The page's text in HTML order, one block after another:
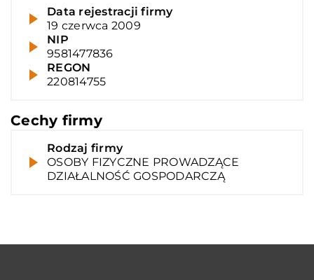
Data rejestracji firmy
19 czerwca 2009
NIP
9581477836
REGON
220814755
Cechy firmy
Rodzaj firmy
OSOBY FIZYCZNE PROWADZĄCE
DZIAŁALNOŚĆ GOSPODARCZĄ